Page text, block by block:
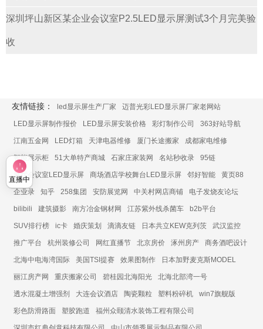
深圳坪山新区某企业会议室P2.5LED显示屏测试3个月完美验
收
友情链接： led显示屏生产厂家 迈普光彩LED显示屏厂家老网站
LED显示屏制作报价 LED显示屏安装价格 彩灯制作公司 363好站导航
江南五金网 LED灯箱 天津电器维修 厦门长途搬家 成都家电维修
智能展示柜 51大单特产商城 石家庄家装网 名站秒收录 95链
展厅会议室LED显示屏 商场酒店学校舞台LED显示屏 邻好智能 黄页88
企业录 知乎 258集团 安防展览网 中关村网店商铺 电子发烧友论坛
bilibili 建筑摄影 南方冶金钢材网 江苏紫外线杀菌车 b2b平台
SUV排行榜 ic卡 婚庆策划 滴滴友链 日本共立KEW克列茨 武汉监控
推广平台 杭州装修公司 网红直播节 北京房价 涿州房产 商务酒吧设计
北海中电海湾国际 美国TSI提赛 效果图制作 日本加野麦克斯MODEL
丽江房产网 重庆搬家公司 碧桂园北海阳光 北海北部湾一号
透水混凝土增强剂 大连会议酒店 陶瓷颗粒 塑料粉碎机 win7旗舰版
彩色防滑路面 塑胶跑道 福州众颐清水装饰工程有限公司
直播中